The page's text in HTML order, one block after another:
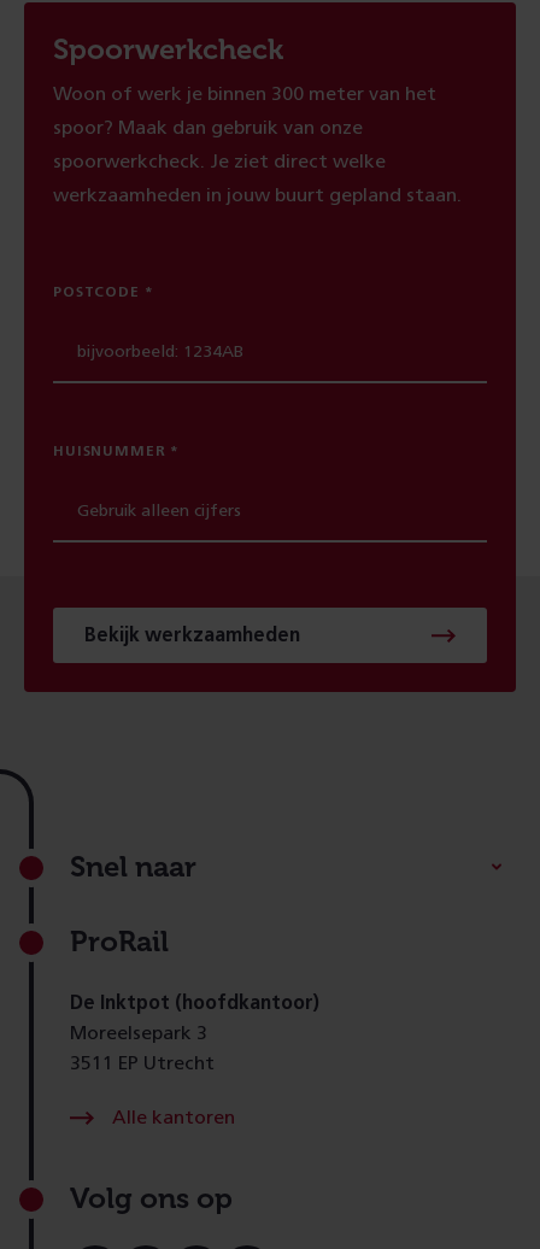
Spoorwerkcheck
Woon of werk je binnen 300 meter van het
spoor? Maak dan gebruik van onze
spoorwerkcheck. Je ziet direct welke
werkzaamheden in jouw buurt gepland staan.
POSTCODE
HUISNUMMER
Bekijk werkzaamheden
Footer
Snel naar
ProRail
De Inktpot (hoofdkantoor)
Moreelsepark 3
3511 EP Utrecht
Alle kantoren
Volg ons op